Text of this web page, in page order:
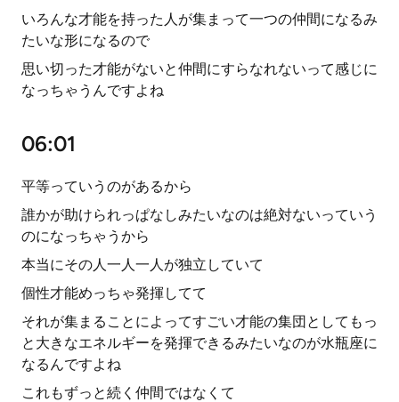
いろんな才能を持った人が集まって一つの仲間になるみ
たいな形になるので
思い切った才能がないと仲間にすらなれないって感じに
なっちゃうんですよね
06:01
平等っていうのがあるから
誰かが助けられっぱなしみたいなのは絶対ないっていう
のになっちゃうから
本当にその人一人一人が独立していて
個性才能めっちゃ発揮してて
それが集まることによってすごい才能の集団としてもっ
と大きなエネルギーを発揮できるみたいなのが水瓶座に
なるんですよね
これもずっと続く仲間ではなくて